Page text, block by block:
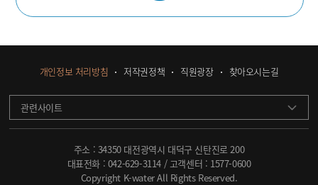
개인정보 처리방침 저작권정책 직원광장 찾아오시는길
관련사이트
주소 : 34350 대전광역시 대덕구 신탄진로 200
대표전화 : 042-629-3114 / 고객센터 : 1577-0600
Copyright K-water All Rights Reserved.